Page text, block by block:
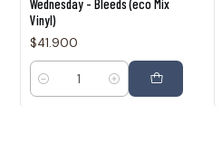
Wednesday - Bleeds (eco Mix
Vinyl)
$41.900
Cantidad